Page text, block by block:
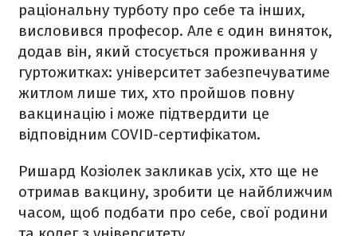
раціональну турботу про себе та інших,
висловився професор. Але є один виняток,
додав він, який стосується проживання у
гуртожитках: університет забезпечуватиме
житлом лише тих, хто пройшов повну
вакцинацію і може підтвердити це
відповідним COVID-сертифікатом.
Ришард Козіолек закликав усіх, хто ще не
отримав вакцину, зробити це найближчим
часом, щоб подбати про себе, свої родини